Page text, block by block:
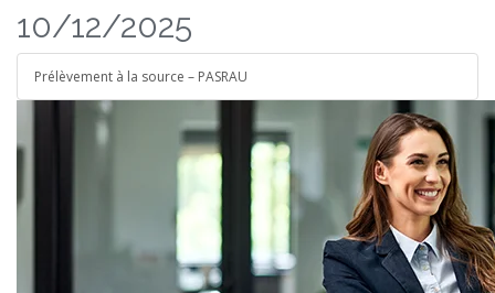
10/12/2025
Prélèvement à la source – PASRAU